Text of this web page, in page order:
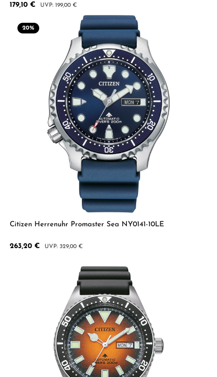
Verkaufspreis:
179,10 € Regulärer Preis:
199,00 €
20%
Citizen Herrenuhr Promaster Sea NY0141-10LE
Verkaufspreis:
263,20 € Regulärer Preis:
329,00 €